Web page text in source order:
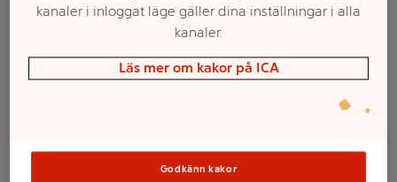
kanaler i inloggat läge gäller dina inställningar i alla
kanaler.
Läs mer om kakor på ICA
Godkänn kakor